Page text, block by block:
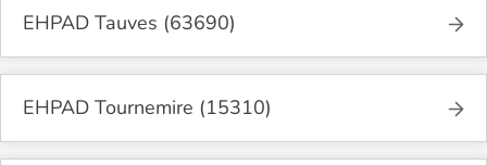
EHPAD Tauves (63690)
EHPAD Tournemire (15310)